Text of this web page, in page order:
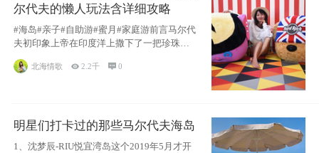
尔代夫的懒人玩法含详细攻略
#海岛#亲子#自助游#蜜月#家庭游前言马尔代
夫初印象上帝在印度洋上撒下了一把珍珠，
北海情歌 2.2千 0
明星们打卡过的那些马尔代夫海岛
1、沈梦辰-RIU悦宜湾岛这个2019年5月才开